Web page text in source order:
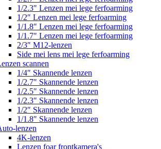
1/2.3″ Lenzen mei lege ferfoarming
1/2″ Lenzen mei lege ferfoarming
1/1.8″ Lenzen mei lege ferfoarming
1/1.7″ Lenzen mei lege ferfoarming
2/3″ M12-lenzen
Side mei lens mei lege ferfoarming
scannen
1/4″ Skannende lenzen
1/2.7″ Skannende lenzen
1/2.5″ Skannende lenzen
1/2.3″ Skannende lenzen
1/2″ Skannende lenzen
1/1.8″ Skannende lenzen
lenzen
4K-lenzen
Lenzen foar frontkamera's